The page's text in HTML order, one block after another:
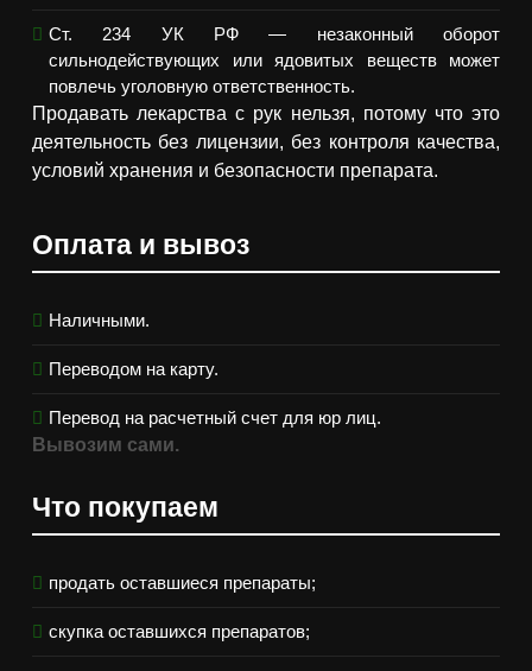
Ст. 234 УК РФ — незаконный оборот
сильнодействующих или ядовитых веществ может
повлечь уголовную ответственность.
Продавать лекарства с рук нельзя, потому что это
деятельность без лицензии, без контроля качества,
условий хранения и безопасности препарата.
Оплата и вывоз
Наличными.
Переводом на карту.
Перевод на расчетный счет для юр лиц.
Вывозим сами.
Что покупаем
продать оставшиеся препараты;
скупка оставшихся препаратов;